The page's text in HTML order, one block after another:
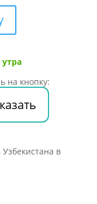
утра
на кнопку: